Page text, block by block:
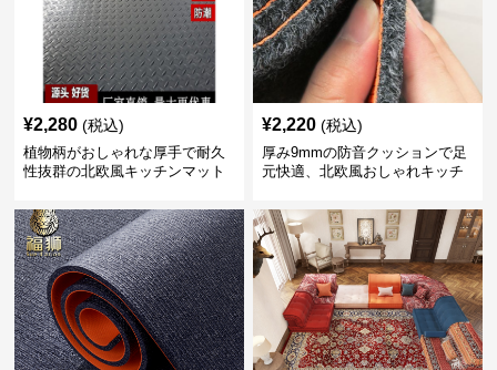
¥2,280 (税込)
植物柄がおしゃれな厚手で耐久
性抜群の北欧風キッチンマット
¥2,220 (税込)
厚み9mmの防音クッションで足
元快適、北欧風おしゃれキッチ